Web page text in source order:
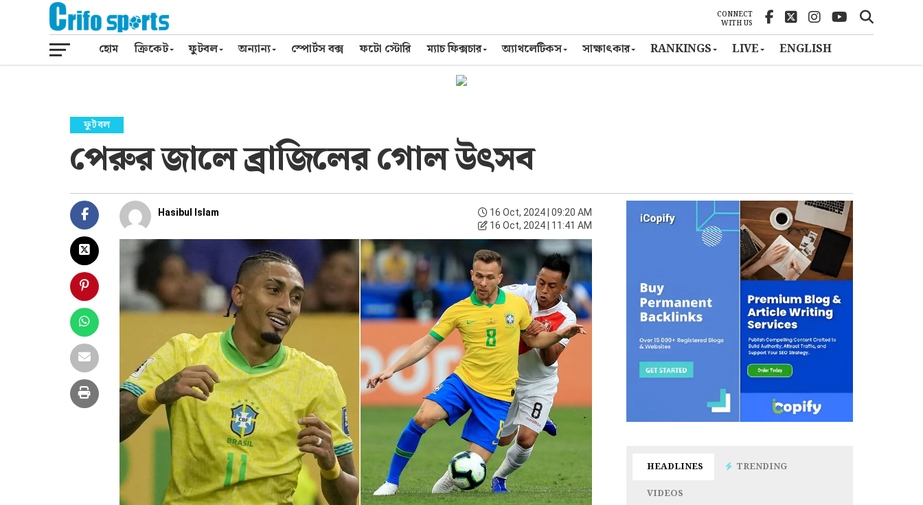
CONNECT
WITH US
হোম ক্রিকেট ফুটবল অন্যান্য স্পোর্টস বক্স ফটো স্টোরি ম্যাচ ফিক্সচার অ্যাথলেটিকস সাক্ষাৎকার RANKINGS LIVE ENGLISH
ফুটবল
পেরুর জালে ব্রাজিলের গোল উৎসব
Hasibul Islam
16 Oct, 2024 | 09:20 AM
16 Oct, 2024 | 11:41 AM
HEADLINES
TRENDING
VIDEOS